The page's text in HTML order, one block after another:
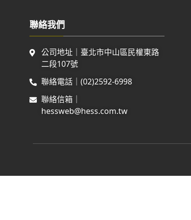
聯絡我們
公司地址｜臺北市中山區民權東路
二段107號
聯絡電話｜(02)2592-6998
聯絡信箱｜
hessweb@hess.com.tw